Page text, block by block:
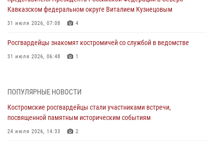
Кавказском федеральном округе Виталием Кузнецовым
31 июля 2026, 07:08 4
Росгвардейцы знакомят костромичей со службой в ведомстве
31 июля 2026, 06:48 1
Управления Росгвардии
30 июля 2026, 10:39 9
Костромичи активно используют портал «Единых государственных
ПОПУЛЯРНЫЕ НОВОСТИ
Костромские росгвардейцы стали участниками встречи,
посвященной памятным историческим событиям
24 июля 2026, 14:33 2